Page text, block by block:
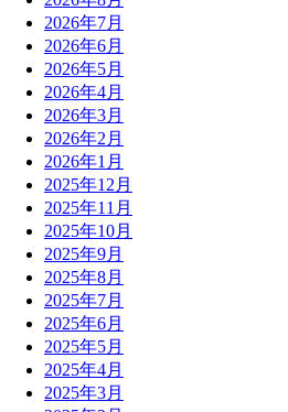
2026年7月
2026年6月
2026年5月
2026年4月
2026年3月
2026年2月
2026年1月
2025年12月
2025年11月
2025年10月
2025年9月
2025年8月
2025年7月
2025年6月
2025年5月
2025年4月
2025年3月